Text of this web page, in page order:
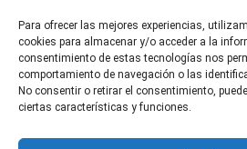
Para ofrecer las mejores experiencias,
cookies para almacenar y/o acceder a la
consentimiento de estas tecnologías nos
comportamiento de navegación o las
No consentir o retirar el consentimiento,
ciertas características y funciones.
Sobre Nosotros